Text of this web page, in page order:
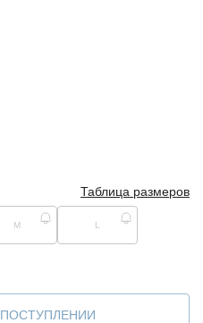
Таблица размеров
M L